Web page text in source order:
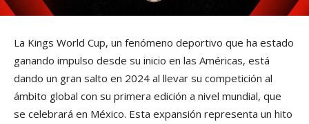
La Kings World Cup, un fenómeno deportivo que ha estado
ganando impulso desde su inicio en las Américas, está
dando un gran salto en 2024 al llevar su competición al
ámbito global con su primera edición a nivel mundial, que
se celebrará en México. Esta expansión representa un hito